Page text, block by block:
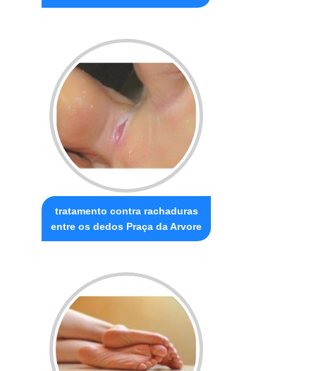
tratamento contra rachaduras
entre os dedos Praça da Arvore